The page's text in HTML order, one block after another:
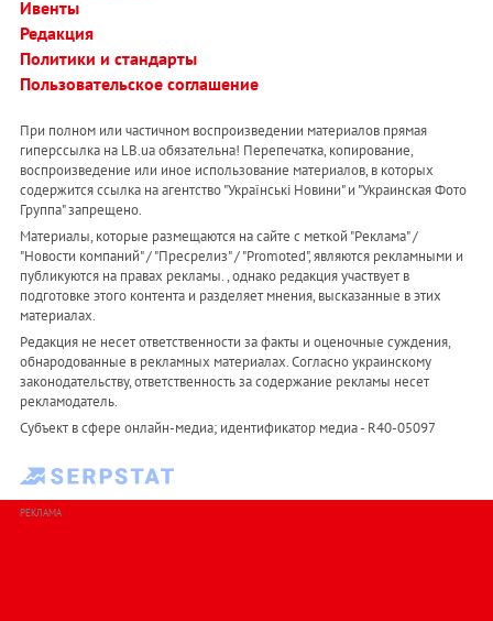
Ивенты
Редакция
Политики и стандарты
Пользовательское соглашение
При полном или частичном воспроизведении материалов прямая
гиперссылка на LB.ua обязательна! Перепечатка, копирование,
воспроизведение или иное использование материалов, в которых
содержится ссылка на агентство "Українськi Новини" и "Украинская Фото
Группа" запрещено.
Материалы, которые размещаются на сайте с меткой "Реклама" /
"Новости компаний" / "Пресрелиз" / "Promoted", являются рекламными и
публикуются на правах рекламы. , однако редакция участвует в
подготовке этого контента и разделяет мнения, высказанные в этих
материалах.
Редакция не несет ответственности за факты и оценочные суждения,
обнародованные в рекламных материалах. Согласно украинскому
законодательству, ответственность за содержание рекламы несет
рекламодатель.
Субъект в сфере онлайн-медиа; идентификатор медиа - R40-05097
РЕКЛАМА